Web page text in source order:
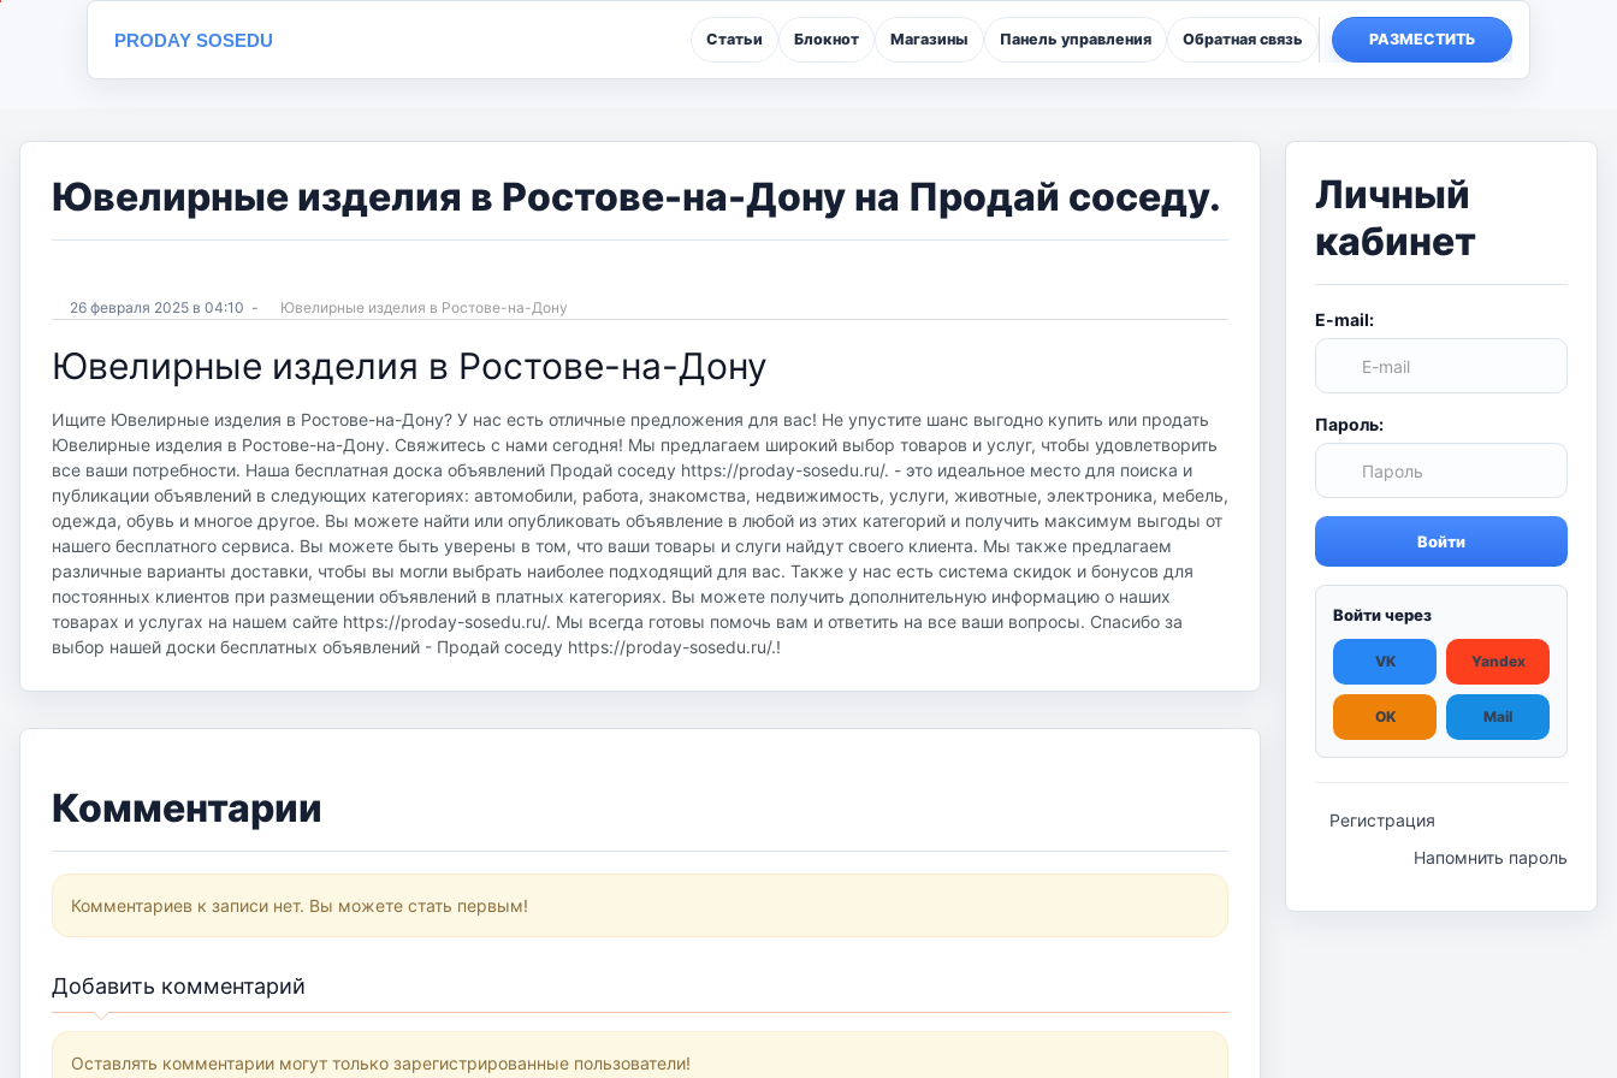
PRODAY SOSEDU Статьи Блокнот Магазины Панель управления Обратная связь РАЗМЕСТИТЬ
Ювелирные изделия в Ростове-на-Дону на Продай соседу.
26 февраля 2025 в 04:10 - Ювелирные изделия в Ростове-на-Дону
Ювелирные изделия в Ростове-на-Дону
Ищите Ювелирные изделия в Ростове-на-Дону? У нас есть отличные предложения для вас! Не упустите шанс выгодно купить или продать
Ювелирные изделия в Ростове-на-Дону. Свяжитесь с нами сегодня! Мы предлагаем широкий выбор товаров и услуг, чтобы удовлетворить
все ваши потребности. Наша бесплатная доска объявлений Продай соседу https://proday-sosedu.ru/. - это идеальное место для поиска и
публикации объявлений в следующих категориях: автомобили, работа, знакомства, недвижимость, услуги, животные, электроника, мебель,
одежда, обувь и многое другое. Вы можете найти или опубликовать объявление в любой из этих категорий и получить максимум выгоды от
нашего бесплатного сервиса. Вы можете быть уверены в том, что ваши товары и слуги найдут своего клиента. Мы также предлагаем
различные варианты доставки, чтобы вы могли выбрать наиболее подходящий для вас. Также у нас есть система скидок и бонусов для
постоянных клиентов при размещении объявлений в платных категориях. Вы можете получить дополнительную информацию о наших
товарах и услугах на нашем сайте https://proday-sosedu.ru/. Мы всегда готовы помочь вам и ответить на все ваши вопросы. Спасибо за
выбор нашей доски бесплатных объявлений - Продай соседу https://proday-sosedu.ru/.!
Комментарии
Комментариев к записи нет. Вы можете стать первым!
Добавить комментарий
Оставлять комментарии могут только зарегистрированные пользователи!
Личный
кабинет
E-mail:
Пароль:
Войти
Войти через
VK Yandex
OK Mail
Регистрация
Напомнить пароль